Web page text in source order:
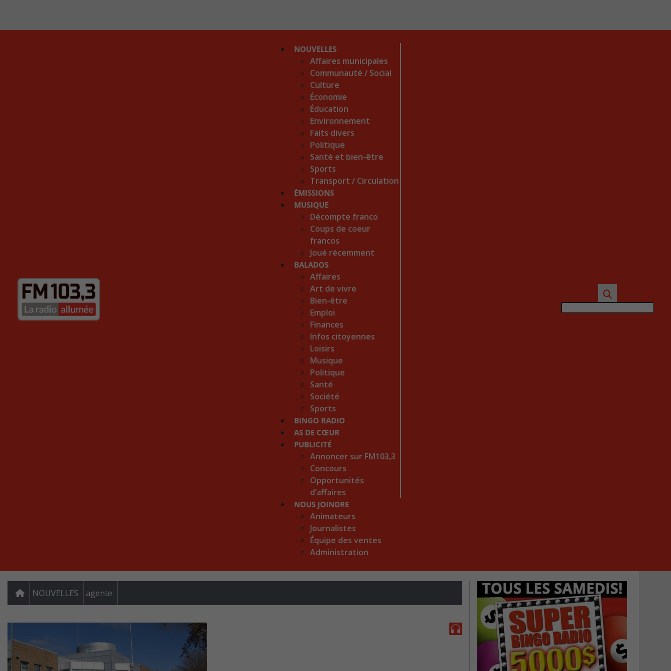
NOUVELLES
Affaires municipales
Communauté / Social
Culture
Économie
Éducation
Environnement
Faits divers
Politique
Santé et bien-être
Sports
Transport / Circulation
ÉMISSIONS
MUSIQUE
Décompte franco
Coups de coeur
francos
Joué récemment
BALADOS
Affaires
Art de vivre
Bien-être
Emploi
Finances
Infos citoyennes
Loisirs
Musique
Politique
Santé
Société
Sports
BINGO RADIO
AS DE CŒUR
PUBLICITÉ
Annoncer sur FM103,3
Concours
Opportunités
d’affaires
NOUS JOINDRE
Animateurs
Journalistes
Équipe des ventes
Administration
NOUVELLES agente